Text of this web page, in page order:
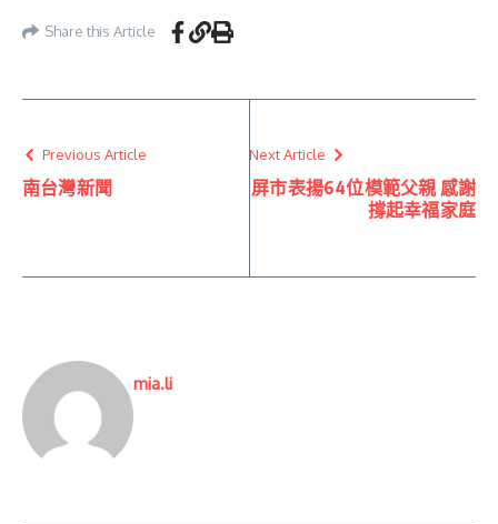
Share this Article
Previous Article
南台灣新聞
Next Article
屏市表揚64位模範父親 感謝
撐起幸福家庭
mia.li